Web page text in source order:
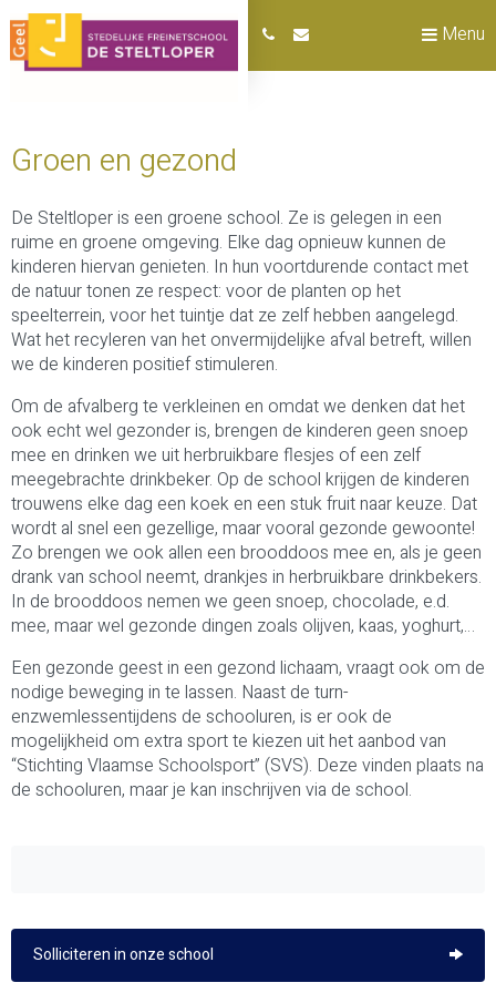
Menu
Groen en gezond
De Steltloper is een groene school. Ze is gelegen in een
ruime en groene omgeving. Elke dag opnieuw kunnen de
kinderen hiervan genieten. In hun voortdurende contact met
de natuur tonen ze respect: voor de planten op het
speelterrein, voor het tuintje dat ze zelf hebben aangelegd.
Wat het recyleren van het onvermijdelijke afval betreft, willen
we de kinderen positief stimuleren.
Om de afvalberg te verkleinen en omdat we denken dat het
ook echt wel gezonder is, brengen de kinderen geen snoep
mee en drinken we uit herbruikbare flesjes of een zelf
meegebrachte drinkbeker. Op de school krijgen de kinderen
trouwens elke dag een koek en een stuk fruit naar keuze. Dat
wordt al snel een gezellige, maar vooral gezonde gewoonte!
Zo brengen we ook allen een brooddoos mee en, als je geen
drank van school neemt, drankjes in herbruikbare drinkbekers.
In de brooddoos nemen we geen snoep, chocolade, e.d.
mee, maar wel gezonde dingen zoals olijven, kaas, yoghurt,…
Een gezonde geest in een gezond lichaam, vraagt ook om de
nodige beweging in te lassen. Naast de turn-
enzwemlessentijdens de schooluren, is er ook de
mogelijkheid om extra sport te kiezen uit het aanbod van
“Stichting Vlaamse Schoolsport” (SVS). Deze vinden plaats na
de schooluren, maar je kan inschrijven via de school.
Solliciteren in onze school